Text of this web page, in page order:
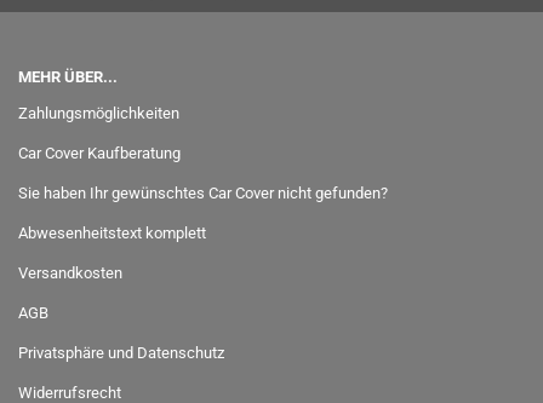
MEHR ÜBER...
Zahlungsmöglichkeiten
Car Cover Kaufberatung
Sie haben Ihr gewünschtes Car Cover nicht gefunden?
Abwesenheitstext komplett
Versandkosten
AGB
Privatsphäre und Datenschutz
Widerrufsrecht